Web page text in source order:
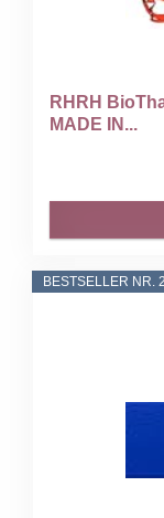
RHRH
MADE IN...
BESTSELLER NR. 2